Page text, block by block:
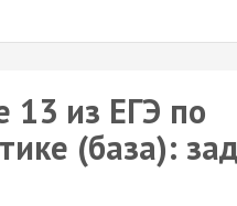
13 из ЕГЭ по
(база):